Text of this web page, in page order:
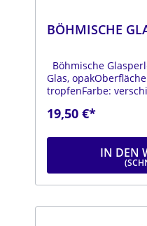
BÖHMISCHE
Böhmische
Glas,
tropfenFarbe:
19,50 €*
IN DEN